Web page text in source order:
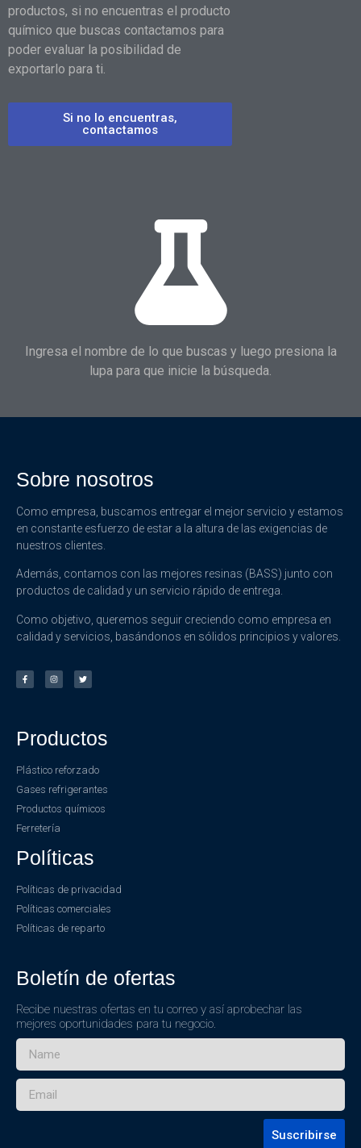
productos, si no encuentras el producto
químico que buscas contactamos para
poder evaluar la posibilidad de
exportarlo para ti.
Si no lo encuentras,
contactamos
Ingresa el nombre de lo que buscas y luego presiona la
lupa para que inicie la búsqueda.
Sobre nosotros
Como empresa, buscamos entregar el mejor servicio y estamos
en constante esfuerzo de estar a la altura de las exigencias de
nuestros clientes.
Además, contamos con las mejores resinas (BASS) junto con
productos de calidad y un servicio rápido de entrega.
Como objetivo, queremos seguir creciendo como empresa en
calidad y servicios, basándonos en sólidos principios y valores.
Productos
Plástico reforzado
Gases refrigerantes
Productos químicos
Ferretería
Políticas
Políticas de privacidad
Políticas comerciales
Políticas de reparto
Boletín de ofertas
Recibe nuestras ofertas en tu correo y así aprobechar las
mejores oportunidades para tu negocio.
Suscribirse